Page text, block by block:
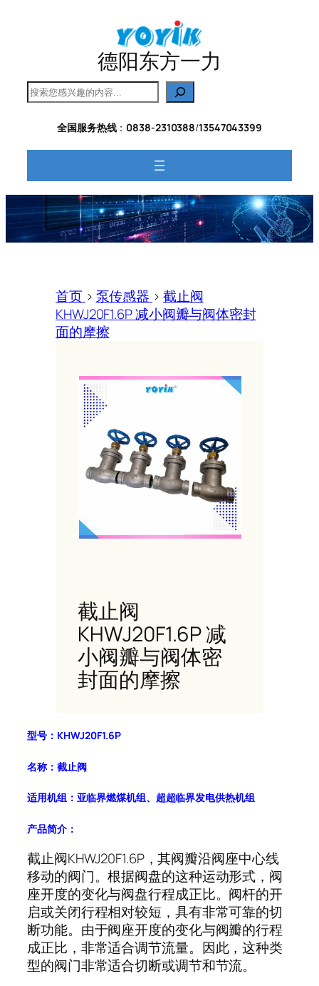
德阳东方一力
搜
索
全国服务热线： 0838-2310388/13547043399
首页 > 泵传感器 > 截止阀
KHWJ20F1.6P 减小阀瓣与阀体密封
面的摩擦
截止阀
KHWJ20F1.6P 减
小阀瓣与阀体密
封面的摩擦
型号：KHWJ20F1.6P
名称：截止阀
适用机组：亚临界燃煤机组、超超临界发电供热机组
产品简介：
截止阀KHWJ20F1.6P，其阀瓣沿阀座中心线
移动的阀门。根据阀盘的这种运动形式，阀
座开度的变化与阀盘行程成正比。阀杆的开
启或关闭行程相对较短，具有非常可靠的切
断功能。由于阀座开度的变化与阀瓣的行程
成正比，非常适合调节流量。因此，这种类
型的阀门非常适合切断或调节和节流。